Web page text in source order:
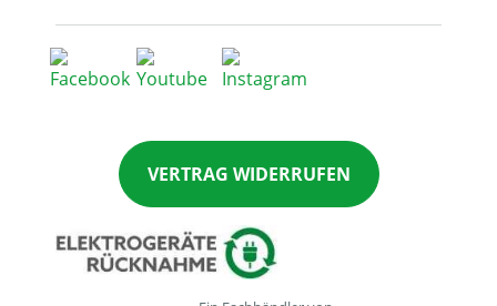
VERTRAG WIDERRUFEN